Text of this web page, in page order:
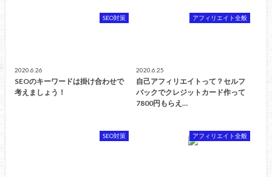
SEO対策
2020.6.26
SEOのキーワードは掛け合わせで
考えましょう！
アフィリエイト全般
2020.6.25
自己アフィリエイトって？セルフ
バックでクレジットカード作って
7800円もらえ…
SEO対策 アフィリエイト全般